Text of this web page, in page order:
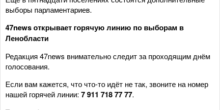
выборы парламентариев.
47news открывает горячую линию по выборам в
Ленобласти
Редакция 47news внимательно следит за проходящим днём
голосования.
Если вам кажется, что что-то идёт не так, звоните на номер
нашей горячей линии: 7 911 718 77 77.